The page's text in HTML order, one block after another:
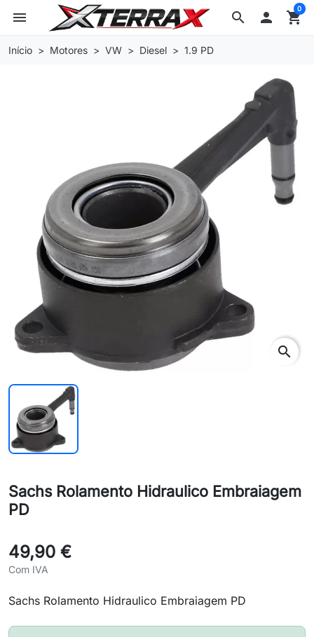
search
menu  shopping_cart
0
Início Motores VW Diesel 1.9 PD
search
Sachs Rolamento Hidraulico Embraiagem
PD
49,90 €
Com IVA
Sachs Rolamento Hidraulico Embraiagem PD